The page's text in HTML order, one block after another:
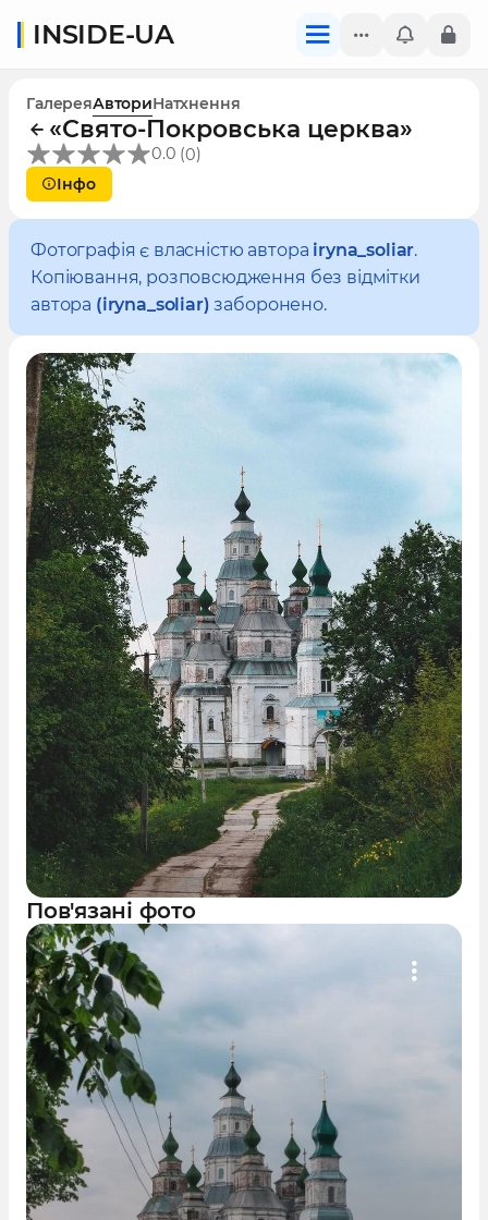
INSIDE-UA
ГалереяАвториНатхнення
«Свято-Покровська церква»
0.0 (0)
Інфо
Фотографія є власністю автора iryna_soliar.
Копіювання, розповсюдження без відмітки
автора (iryna_soliar) заборонено.
Пов'язані фото